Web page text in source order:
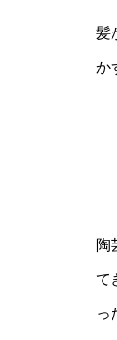
髪
か
陶
て
っ